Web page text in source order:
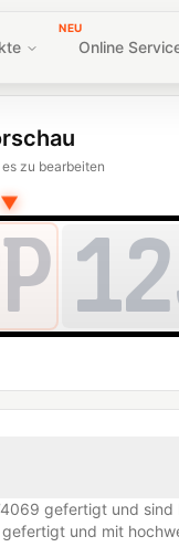
NEU
Online
zu bearbeiten
▼
gefertigt und
gefertigt und mit